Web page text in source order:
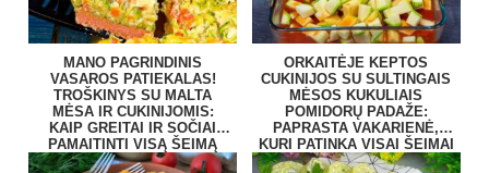
MANO PAGRINDINIS
VASAROS PATIEKALAS!
TROŠKINYS SU MALTA
MĖSA IR CUKINIJOMIS:
KAIP GREITAI IR SOČIAI
PAMAITINTI VISĄ ŠEIMĄ
ORKAITĖJE KEPTOS
CUKINIJOS SU SULTINGAIS
MĖSOS KUKULIAIS
POMIDORŲ PADAŽE:
PAPRASTA VAKARIENĖ,
KURI PATINKA VISAI ŠEIMAI